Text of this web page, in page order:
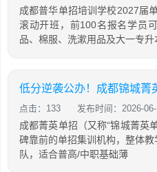
成都普华单招培训学校2027届
滚动开班，前100名报名学员
品、棉服、洗漱用品及大一专升
点击：133 发布时间：2026-
成都菁英单招（又称“锦城菁英
碑靠前的单招集训机构，整体
队，适合普高/中职基础薄